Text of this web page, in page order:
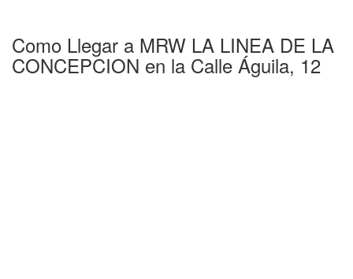
Como Llegar a MRW LA LINEA DE LA
CONCEPCION en la Calle Águila, 12